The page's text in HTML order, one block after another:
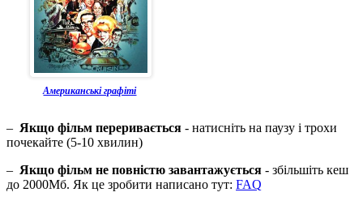
Американські графіті
– Якщо фільм переривається - натисніть на паузу і трохи
почекайте (5-10 хвилин)
– Якщо фільм не повністю завантажується - збільшіть кеш
до 2000Мб. Як це зробити написано тут: FAQ